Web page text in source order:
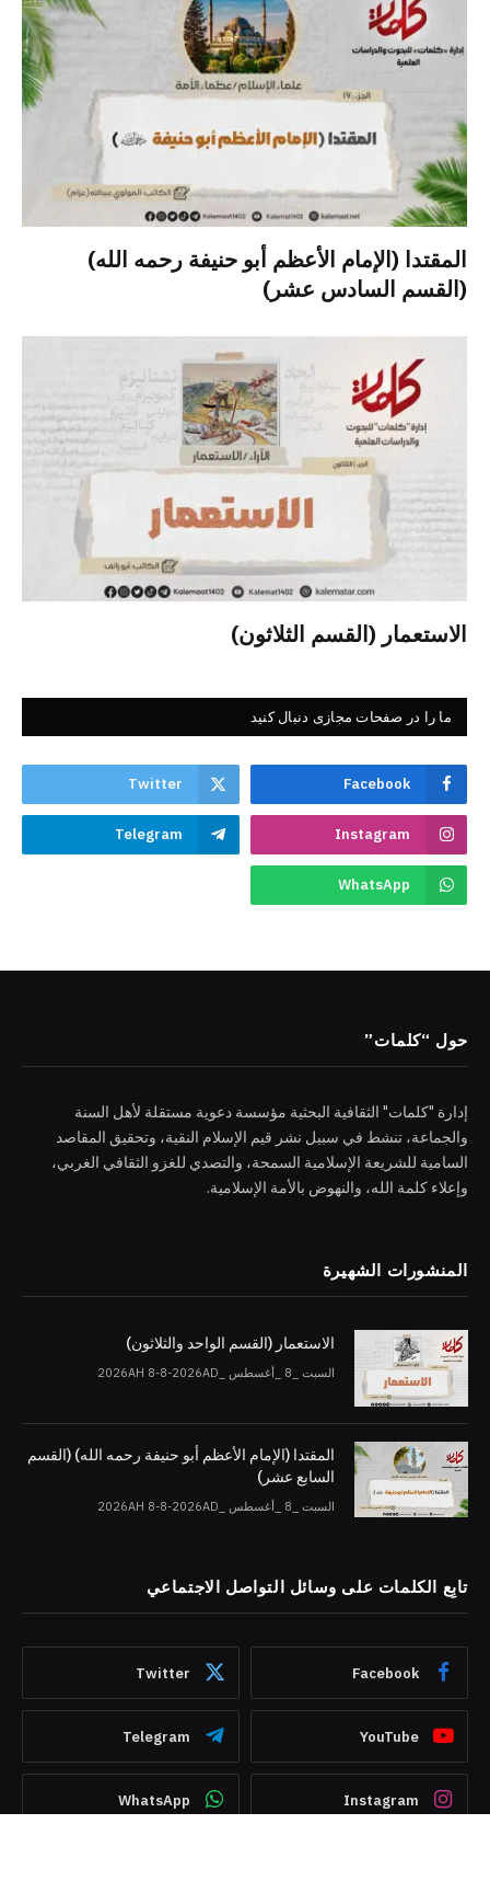
المقتدا (الإمام الأعظم أبو حنيفة رحمه الله)
(القسم السادس عشر)
الاستعمار (القسم الثلاثون)
ما را در صفحات مجازی دنبال کنید
Facebook
Twitter
Instagram
Telegram
WhatsApp
حول “كلمات”
إدارة "كلمات" الثقافية البحثية مؤسسة دعوية مستقلة لأهل السنة
والجماعة، تنشط في سبيل نشر قيم الإسلام النقية، وتحقيق المقاصد
السامية للشريعة الإسلامية السمحة، والتصدي للغزو الثقافي الغربي،
وإعلاء كلمة الله، والنهوض بالأمة الإسلامية.
المنشورات الشهيرة
الاستعمار (القسم الواحد والثلاثون)
السبت _8 _أغسطس _2026AH 8-8-2026AD
المقتدا (الإمام الأعظم أبو حنيفة رحمه الله) (القسم
السابع عشر)
السبت _8 _أغسطس _2026AH 8-8-2026AD
تابِع الكلمات على وسائل التواصل الاجتماعي
Facebook
Twitter
YouTube
Telegram
Instagram
WhatsApp